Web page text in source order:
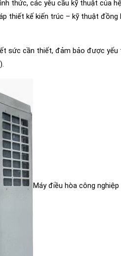
thức, các yêu cầu kỹ thuật của
thiết kế kiến trúc – kỹ thuật đồng
sức cần thiết, đảm bảo được
Máy điều hòa công nghiệp